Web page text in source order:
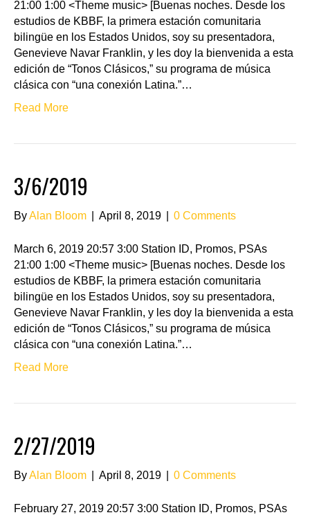
21:00 1:00 <Theme music> [Buenas noches. Desde los
estudios de KBBF, la primera estación comunitaria
bilingüe en los Estados Unidos, soy su presentadora,
Genevieve Navar Franklin, y les doy la bienvenida a esta
edición de “Tonos Clásicos,” su programa de música
clásica con “una conexión Latina.”…
Read More
3/6/2019
ByAlan Bloom April 8, 2019 0 Comments
March 6, 2019 20:57 3:00 Station ID, Promos, PSAs
21:00 1:00 <Theme music> [Buenas noches. Desde los
estudios de KBBF, la primera estación comunitaria
bilingüe en los Estados Unidos, soy su presentadora,
Genevieve Navar Franklin, y les doy la bienvenida a esta
edición de “Tonos Clásicos,” su programa de música
clásica con “una conexión Latina.”…
Read More
2/27/2019
ByAlan Bloom April 8, 2019 0 Comments
February 27, 2019 20:57 3:00 Station ID, Promos, PSAs